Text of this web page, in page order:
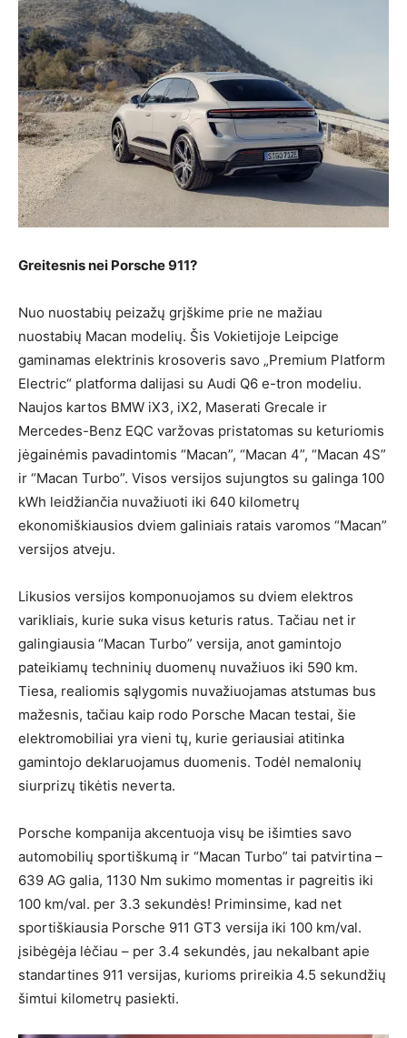
Greitesnis nei Porsche 911?
Nuo nuostabių peizažų grįškime prie ne mažiau
nuostabių Macan modelių. Šis Vokietijoje Leipcige
gaminamas elektrinis krosoveris savo „Premium Platform
Electric“ platforma dalijasi su Audi Q6 e-tron modeliu.
Naujos kartos BMW iX3, iX2, Maserati Grecale ir
Mercedes-Benz EQC varžovas pristatomas su keturiomis
jėgainėmis pavadintomis “Macan”, “Macan 4”, “Macan 4S”
ir “Macan Turbo”. Visos versijos sujungtos su galinga 100
kWh leidžiančia nuvažiuoti iki 640 kilometrų
ekonomiškiausios dviem galiniais ratais varomos “Macan”
versijos atveju.
Likusios versijos komponuojamos su dviem elektros
varikliais, kurie suka visus keturis ratus. Tačiau net ir
galingiausia “Macan Turbo” versija, anot gamintojo
pateikiamų techninių duomenų nuvažiuos iki 590 km.
Tiesa, realiomis sąlygomis nuvažiuojamas atstumas bus
mažesnis, tačiau kaip rodo Porsche Macan testai, šie
elektromobiliai yra vieni tų, kurie geriausiai atitinka
gamintojo deklaruojamus duomenis. Todėl nemalonių
siurprizų tikėtis neverta.
Porsche kompanija akcentuoja visų be išimties savo
automobilių sportiškumą ir “Macan Turbo” tai patvirtina –
639 AG galia, 1130 Nm sukimo momentas ir pagreitis iki
100 km/val. per 3.3 sekundės! Priminsime, kad net
sportiškiausia Porsche 911 GT3 versija iki 100 km/val.
įsibėgėja lėčiau – per 3.4 sekundės, jau nekalbant apie
standartines 911 versijas, kurioms prireikia 4.5 sekundžių
šimtui kilometrų pasiekti.